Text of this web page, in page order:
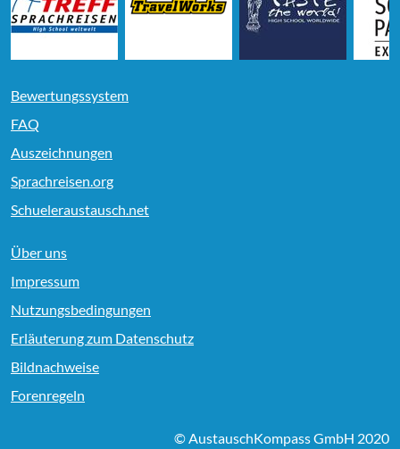
Bewertungssystem
FAQ
Auszeichnungen
Sprachreisen.org
Schueleraustausch.net
Über uns
Impressum
Nutzungsbedingungen
Erläuterung zum Datenschutz
Bildnachweise
Forenregeln
© AustauschKompass GmbH 2020